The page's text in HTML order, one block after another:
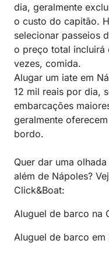
dia, geralmente
o custo do capitão.
selecionar passeios
o preço total incluirá
vezes, comida.
Alugar um iate em
12 mil reais por dia,
embarcações
geralmente
bordo.
Quer dar uma
além de Nápoles?
Click&Boat:
Aluguel de barco na
Aluguel de barco em